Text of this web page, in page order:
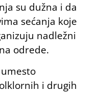
su dužna i da
sećanja koje
nadležni
odrede.
i drugih